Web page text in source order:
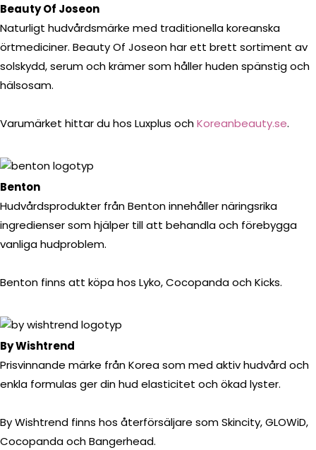
Beauty Of Joseon
Naturligt hudvårdsmärke med traditionella koreanska
örtmediciner. Beauty Of Joseon har ett brett sortiment av
solskydd, serum och krämer som håller huden spänstig och
hälsosam.
Varumärket hittar du hos Luxplus ochKoreanbeauty.se.
Benton
Hudvårdsprodukter från Benton innehåller näringsrika
ingredienser som hjälper till att behandla och förebygga
vanliga hudproblem.
Benton finns att köpa hos Lyko, Cocopanda och Kicks.
By Wishtrend
Prisvinnande märke från Korea som med aktiv hudvård och
enkla formulas ger din hud elasticitet och ökad lyster.
By Wishtrend finns hos återförsäljare som Skincity, GLOWiD,
Cocopanda och Bangerhead.